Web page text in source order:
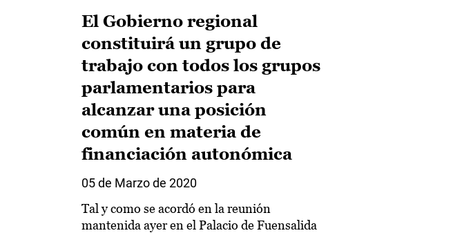
El Gobierno regional
constituirá un grupo de
trabajo con todos los grupos
parlamentarios para
alcanzar una posición
común en materia de
financiación autonómica
05 de Marzo de 2020
Tal y como se acordó en la reunión
mantenida ayer en el Palacio de Fuensalida